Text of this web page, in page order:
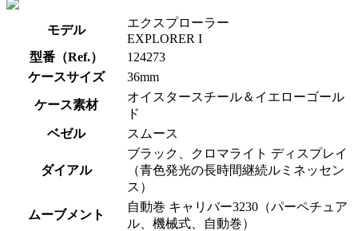
モデル
エクスプローラー
EXPLORER I
型番（Ref.）
124273
ケースサイズ
36mm
ケース素材
オイスタースチール＆イエローゴール
ド
ベゼル
スムース
ダイアル
ブラック、クロマライト ディスプレイ
（青色発光の長時間継続ルミネッセン
ス）
ムーブメント
自動巻 キャリバー3230（パーペチュア
ル、機械式、自動巻）